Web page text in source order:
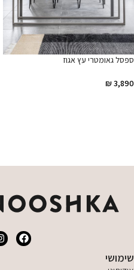
ספסל גאומטרי עץ אגוז
₪3,890
שימושי